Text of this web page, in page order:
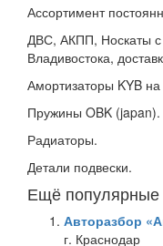
Ассортимент
ДВС, АКПП, Носкаты с
Владивостока,
Амортизаторы KYB
Пружины OBK (japan).
Радиаторы.
Детали подвески.
Ещё популярные
Авторазбор
г. Краснодар